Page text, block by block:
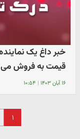
خبر داغ یک
قیمت به فروش
۱۶ آبان ۱۴۰۳ | ۱۰:۵۴
۱